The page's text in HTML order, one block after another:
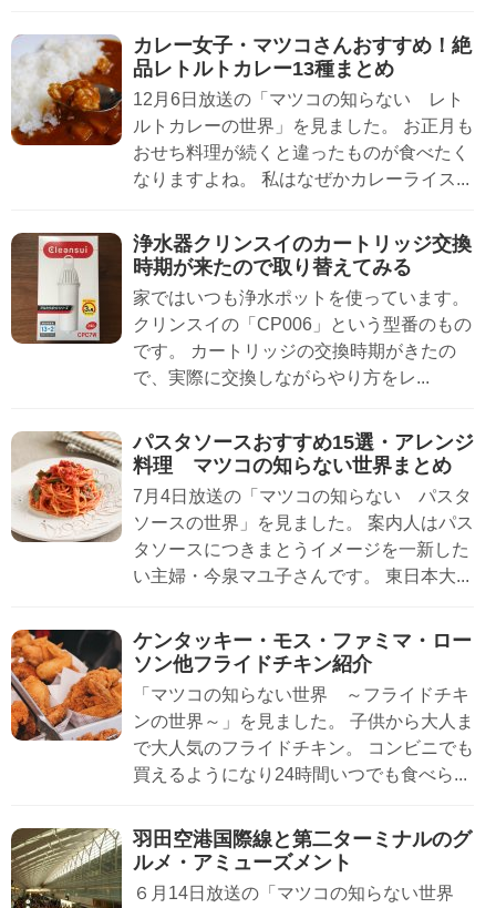
カレー女子・マツコさんおすすめ！絶
品レトルトカレー13種まとめ
12月6日放送の「マツコの知らない レト
ルトカレーの世界」を見ました。 お正月も
おせち料理が続くと違ったものが食べたく
なりますよね。 私はなぜかカレーライス...
浄水器クリンスイのカートリッジ交換
時期が来たので取り替えてみる
家ではいつも浄水ポットを使っています。
クリンスイの「CP006」という型番のもの
です。 カートリッジの交換時期がきたの
で、実際に交換しながらやり方をレ...
パスタソースおすすめ15選・アレンジ
料理 マツコの知らない世界まとめ
7月4日放送の「マツコの知らない パスタ
ソースの世界」を見ました。 案内人はパス
タソースにつきまとうイメージを一新した
い主婦・今泉マユ子さんです。 東日本大...
ケンタッキー・モス・ファミマ・ロー
ソン他フライドチキン紹介
「マツコの知らない世界 ～フライドチキ
ンの世界～」を見ました。 子供から大人ま
で大人気のフライドチキン。 コンビニでも
買えるようになり24時間いつでも食べら...
羽田空港国際線と第二ターミナルのグ
ルメ・アミューズメント
６月14日放送の「マツコの知らない世界